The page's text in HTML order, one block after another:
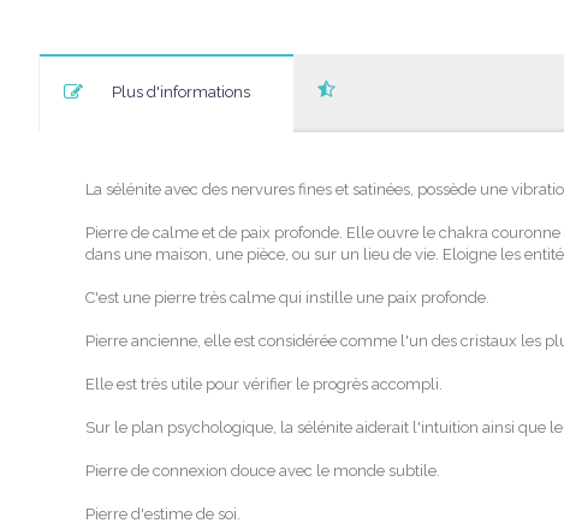
Plus d'informations
La sélénite avec des nervures fines et satinées, possède une
Pierre de calme et de paix profonde. Elle ouvre le chakra
dans une maison, une pièce, ou sur un lieu de vie. Eloigne les
C'est une pierre très calme qui instille une paix profonde.
Pierre ancienne, elle est considérée comme l'un des cristaux les
Elle est très utile pour vérifier le progrès accompli.
Sur le plan psychologique, la sélénite aiderait l'intuition ainsi que
Pierre de connexion douce avec le monde subtile.
Pierre d'estime de soi.